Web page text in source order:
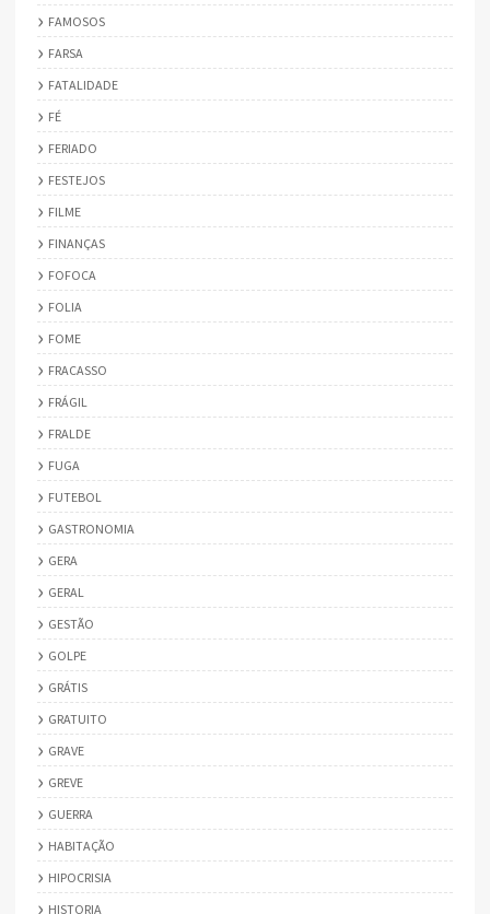
FAMOSOS
FARSA
FATALIDADE
FÉ
FERIADO
FESTEJOS
FILME
FINANÇAS
FOFOCA
FOLIA
FOME
FRACASSO
FRÁGIL
FRALDE
FUGA
FUTEBOL
GASTRONOMIA
GERA
GERAL
GESTÃO
GOLPE
GRÁTIS
GRATUITO
GRAVE
GREVE
GUERRA
HABITAÇÃO
HIPOCRISIA
HISTORIA